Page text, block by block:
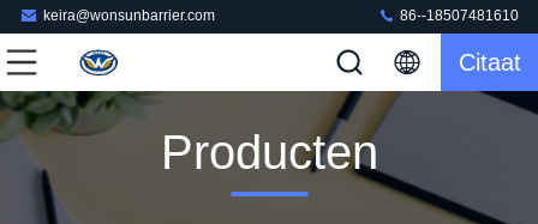
keira@wonsunbarrier.com 86--18507481610
Citaat
Producten